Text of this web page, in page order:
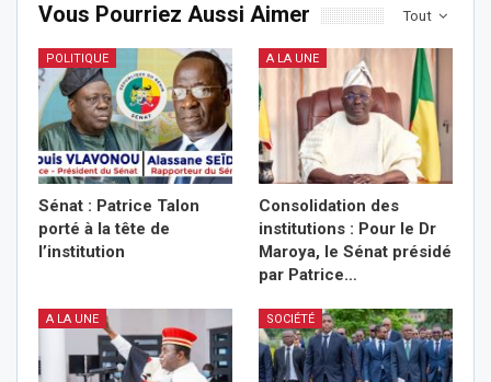
Tout
Vous Pourriez Aussi Aimer
POLITIQUE
Sénat : Patrice Talon
porté à la tête de
l’institution
A LA UNE
Consolidation des
institutions : Pour le Dr
Maroya, le Sénat présidé
par Patrice…
A LA UNE SOCIÉTÉ